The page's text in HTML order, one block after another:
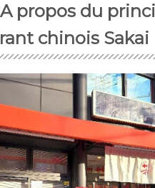
propos du
chinois Sakai